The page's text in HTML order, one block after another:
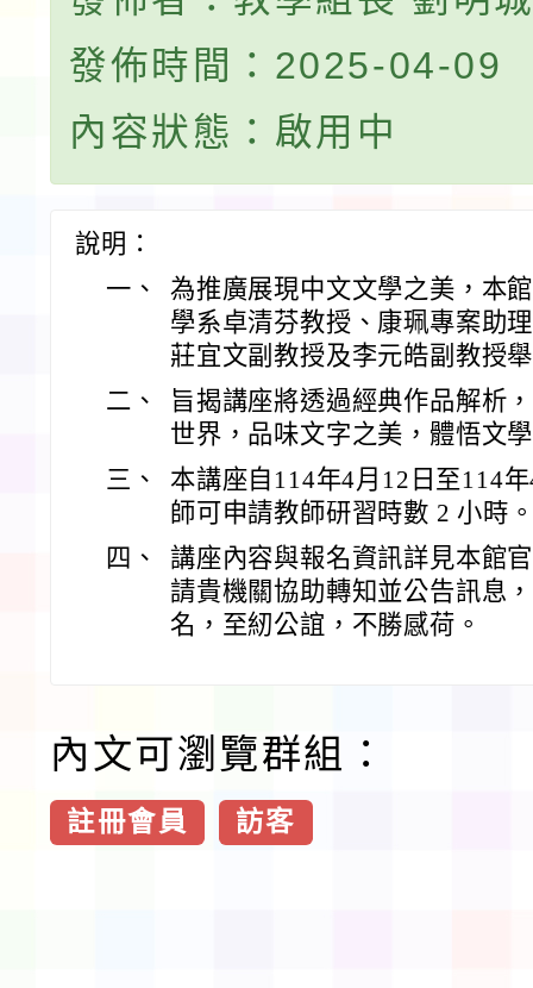
發佈時間：2025-04-09
內容狀態：啟用中
說明：
一、
為推廣展現中文文學之美，本
學系卓清芬教授、康珮專案助
莊宜文副教授及李元皓副教授
二、
旨揭講座將透過經典作品解析
世界，品味文字之美，體悟文
三、
本講座自114年4月12日至114
師可申請教師研習時數 2 小時
四、
講座內容與報名資訊詳見本館
請貴機關協助轉知並公告訊息
名，至紉公誼，不勝感荷。
內文可瀏覽群組：
註冊會員 訪客